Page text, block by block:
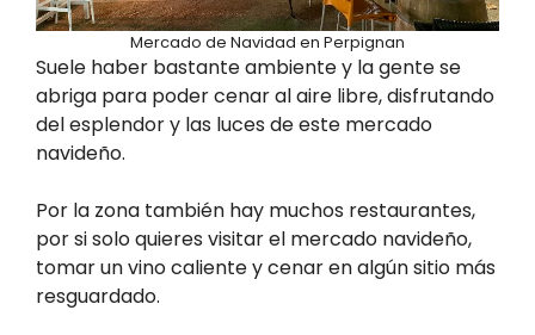
Mercado de Navidad en Perpignan
Suele haber bastante ambiente y la gente se
abriga para poder cenar al aire libre, disfrutando
del esplendor y las luces de este mercado
navideño.
Por la zona también hay muchos restaurantes,
por si solo quieres visitar el mercado navideño,
tomar un vino caliente y cenar en algún sitio más
resguardado.